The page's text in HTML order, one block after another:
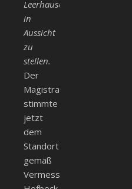
Leerhauses
in
Aussicht
zu
stellen.
Der
Magistrat
stimmte
jetzt
dem
Standort
gemäß
Vermessungsplan